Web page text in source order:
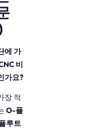
에 가
비
가요?
장 적
O-플
루트